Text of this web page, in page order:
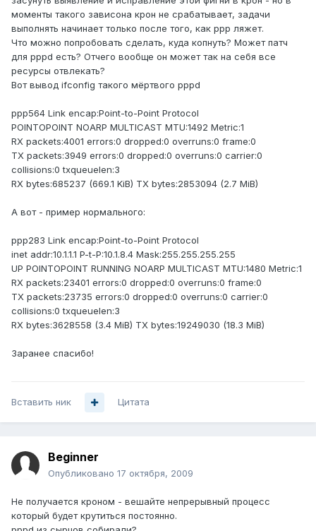
моменты такого зависона крон не срабатывает, задачи
выполнять начинает только после того, как ppp ляжет.
Что можно попробовать сделать, куда копнуть? Может патч
для pppd есть? Отчего вообще он может так на себя все
ресурсы отвлекать?
Вот вывод ifconfig такого мёртвого pppd
ppp564 Link encap:Point-to-Point Protocol
POINTOPOINT NOARP MULTICAST MTU:1492 Metric:1
RX packets:4001 errors:0 dropped:0 overruns:0 frame:0
TX packets:3949 errors:0 dropped:0 overruns:0 carrier:0
collisions:0 txqueuelen:3
RX bytes:685237 (669.1 KiB) TX bytes:2853094 (2.7 MiB)
А вот - пример нормального:
ppp283 Link encap:Point-to-Point Protocol
inet addr:10.1.1.1 P-t-P:10.1.8.4 Mask:255.255.255.255
UP POINTOPOINT RUNNING NOARP MULTICAST MTU:1480 Metric:1
RX packets:23401 errors:0 dropped:0 overruns:0 frame:0
TX packets:23735 errors:0 dropped:0 overruns:0 carrier:0
collisions:0 txqueuelen:3
RX bytes:3628558 (3.4 MiB) TX bytes:19249030 (18.3 MiB)
Заранее спасибо!
Вставить ник Цитата
Beginner
Опубликовано 17 октября, 2009
Не получается кроном - вешайте непрерывный процесс
который будет крутиться постоянно.